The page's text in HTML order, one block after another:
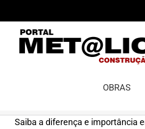
conteúdo
OBRAS
Saiba a diferença e importância